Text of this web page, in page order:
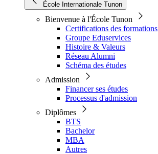
École Internationale Tunon
Bienvenue à l'École Tunon
Certifications des formations
Groupe Eduservices
Histoire & Valeurs
Réseau Alumni
Schéma des études
Admission
Financer ses études
Processus d'admission
Diplômes
BTS
Bachelor
MBA
Autres